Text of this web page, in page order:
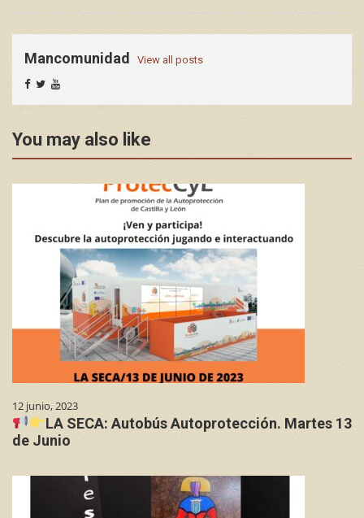
Mancomunidad View all posts
You may also like
12 junio, 2023
LA SECA: Autobús Autoprotección. Martes 13
de Junio